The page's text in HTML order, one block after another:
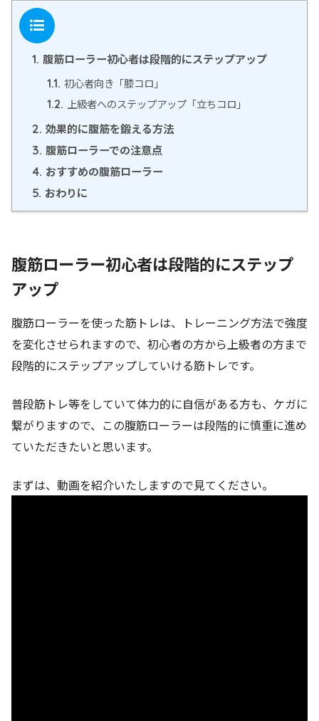
目次
1. 腹筋ローラー初心者は段階的にステップアップ
1.1. 初心者向き「膝コロ」
1.2. 上級者へのステップアップ「立ちコロ」
2. 効果的に腹筋を鍛える方法
3. 腹筋ローラーでの注意点
4. おすすめの腹筋ローラー
5. おわりに
腹筋ローラー初心者は段階的にステップ
アップ
腹筋ローラーを使った筋トレは、トレーニング方法で強度
を変化させられますので、初心者の方から上級者の方まで
段階的にステップアップしていける筋トレです。
普段筋トレ等をしていて体力的に自信がある方も、ケガに
繋がりますので、この腹筋ローラーは段階的に慎重に進め
ていただきたいと思います。
まずは、動画を紹介いたしますので見てください。